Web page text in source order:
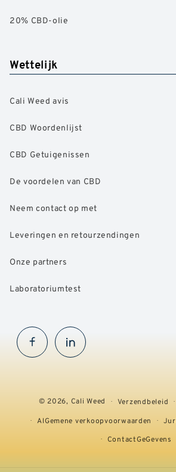
20% CBD-olie
Wettelijk
Cali Weed avis
CBD Woordenlijst
CBD Getuigenissen
De voordelen van CBD
Neem contact op met
Leveringen en retourzendingen
Onze partners
Laboratoriumtest
FacebookInstaGram
© 2026, Cali Weed Verzendbeleid
AlGemene verkoopvoorwaarden
ContactGeGevens